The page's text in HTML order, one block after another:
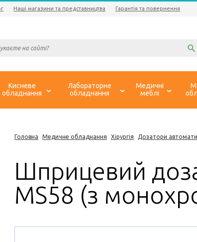
Наші магазини та представництва Гарантія та повернення
Кисневе
обладнання
Лабораторне
обладнання
Медичні
меблі
Головна Медичне обладнання Хірургія Дозатори
Шприцевий
MS58 (з